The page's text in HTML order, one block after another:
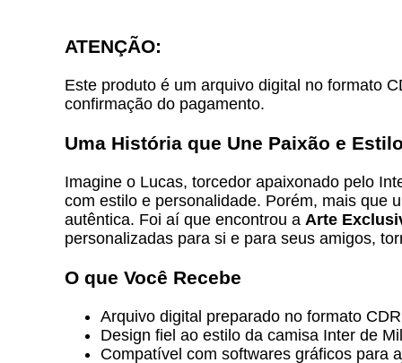
ATENÇÃO:
Este produto é um arquivo digital no formato
confirmação do pagamento.
Uma História que Une Paixão e
Imagine o Lucas, torcedor apaixonado pelo
com estilo e personalidade. Porém, mais que
autêntica. Foi aí que encontrou a Arte
personalizadas para si e para seus amigos,
O que Você Recebe
Arquivo digital preparado no formato
Design fiel ao estilo da camisa Inter de
Compatível com softwares gráficos para